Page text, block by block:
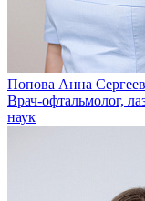
Попова Анна
Врач-офтальмолог,
наук